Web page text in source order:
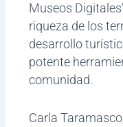
Museos
riqueza de los
desarrollo
potente
comunidad.
Carla